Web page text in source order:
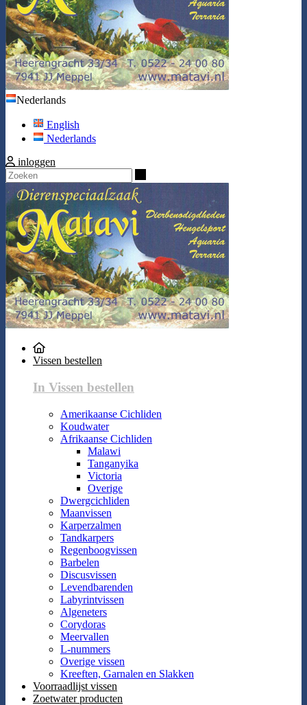
Nederlands
English
Nederlands
inloggen
Vissen bestellen
In Vissen bestellen
Amerikaanse Cichliden
Koudwater
Afrikaanse Cichliden
Malawi
Tanganyika
Victoria
Overige
Dwergcichliden
Maanvissen
Karperzalmen
Tandkarpers
Regenboogvissen
Barbelen
Discusvissen
Levendbarenden
Labyrintvissen
Algeneters
Corydoras
Meervallen
L-nummers
Overige vissen
Kreeften, Garnalen en Slakken
Voorraadlijst vissen
Zoetwater producten